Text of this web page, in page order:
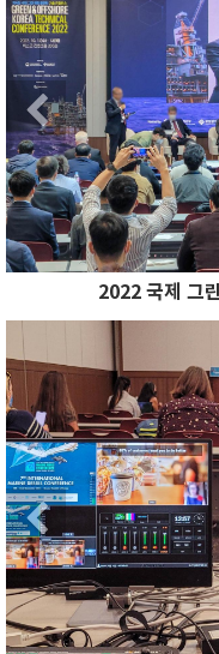
Previous
2022 국제 그
Previous
Previous